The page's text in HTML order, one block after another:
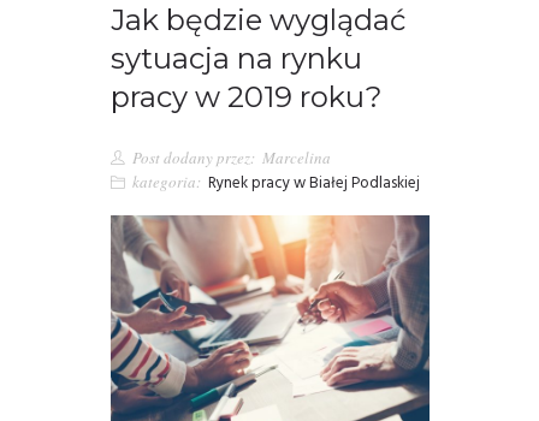
Jak będzie wyglądać
sytuacja na rynku
pracy w 2019 roku?
Post dodany przez: Marcelina
kategoria: Rynek pracy w Białej Podlaskiej